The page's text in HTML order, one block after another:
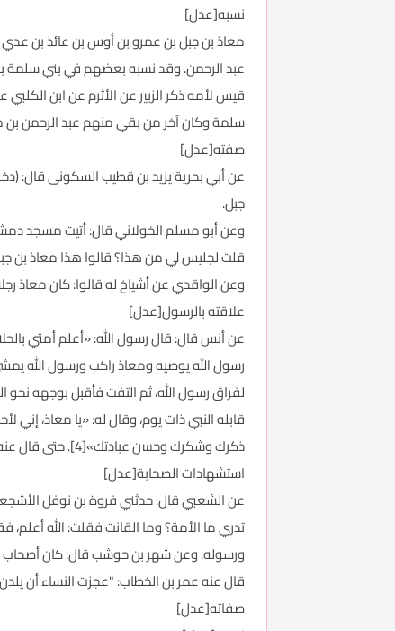
نسبه[عدل]
معاذ بن جبل بن عمرو بن أوس بن عائذ بن عدي
قيس لأمه ذكر الزبير عن الأثرم عن ابن
سلمة وكان آخر من بقي منهم عبد الرحمن بن
صفته[عدل]
عن أبي بحرية يزيد بن قطيب السكونى قال:
جبل.
وعن أبو مسلم الخولاني قال: أتيت مسجد
قلت لجليس لي من هذا؟ قالوا هذا معاذ بن
وعن الواقدي عن أشياخ له قالوا: كان معاذ
علاقته بالرسول[عدل]
عن أنس قال: قال رسول الله: «أعلم أمتي
رسول الله يوصيه ومعاذ راكب ورسول الله
لفراق رسول الله، ثم التفت فأقبل بوجهه نحو
قابله النبي ذات يوم، وقال له: «يا معاذ،
ذكرك وشكرك وحسن عبادتك»[4]. حتى قال عنه النبي : استقرئوا القرآن من أربعة: من عبد الله بن مسعود، وسالم مولى أبي حذيفة، وأبي بن كعب، ومعاذ بن جبل (متفق عليه).
استشهادات الصحابة[عدل]
عن الشعبي قال: حدثني فروة بن نوفل
تدري ما الأمة؟ وما القانت فقلت: الله أعلم،
ورسوله. وعن شهر بن حوشب قال: كان أصحاب
قال عنه عمر بن الخطاب: "عجزت النساء أن
صفاته[عدل]